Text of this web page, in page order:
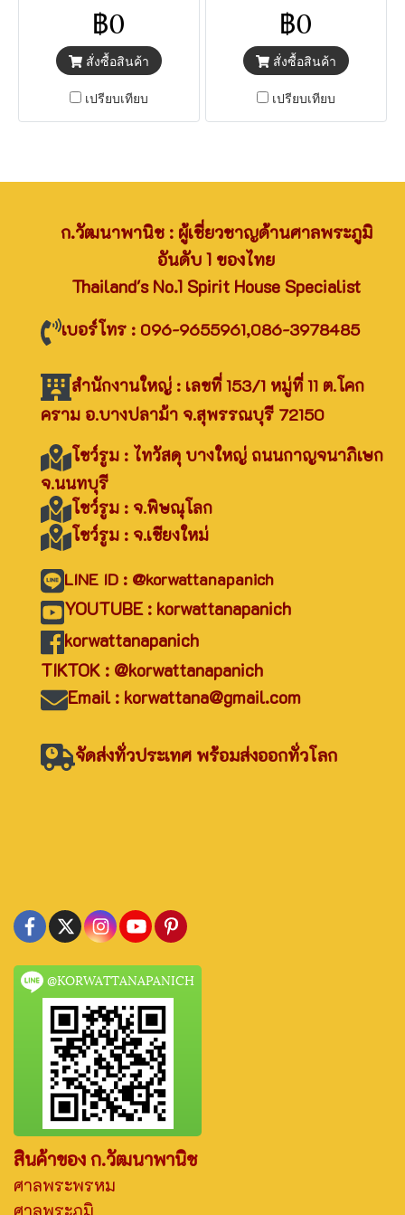
฿0
สั่งซื้อสินค้า
เปรียบเทียบ
MINIMAL มีความทันสมัย
เรียบง่าย ลูกค้าสามาถสั่งทำสี
ได้ตามที่ต้องการ โดยสามารถ
ส่งเฉดสีที่ต้องการมาให้ทางร้าน
฿0
สั่งซื้อสินค้า
เปรียบเทียบ
ก.วัฒนาพานิช : ผู้เชี่ยวชาญด้านศาลพระภูมิ
อันดับ 1 ของไทย
Thailand's No.1 Spirit House Specialist
เบอร์โทร : 096-9655961,086-3978485
สำนักงานใหญ่ : เลขที่ 153/1 หมู่ที่ 11 ต.โคก
คราม อ.บางปลาม้า จ.สุพรรณบุรี 72150
โชว์รูม : ไทวัสดุ บางใหญ่ ถนนกาญจนาภิเษก
จ.นนทบุรี
โชว์รูม : จ.พิษณุโลก
โชว์รูม : จ.เชียงใหม่
LINE ID : @korwattanapanich
YOUTUBE : korwattanapanich
korwattanapanich
TIKTOK : @korwattanapanich
Email : korwattana@gmail.com
จัดส่งทั่วประเทศ พร้อมส่งออกทั่วโลก
@KORWATTANAPANICH
สินค้าของ ก.วัฒนาพานิช
ศาลพระพรหม
ศาลพระภูมิ